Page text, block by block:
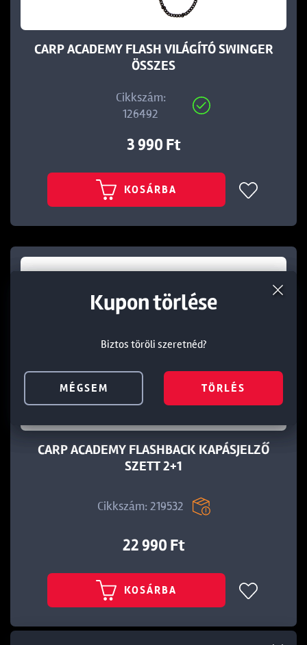
CARP ACADEMY FLASH VILÁGÍTÓ SWINGER
ÖSSZES
Cikkszám:
126492
3 990 Ft
KOSÁRBA
CARP ACADEMY FLASHBACK KAPÁSJELZŐ
SZETT 2+1
Cikkszám: 219532
22 990 Ft
KOSÁRBA
Termék törlése a kosárból
Biztos töröli szeretnéd?
MÉGSEM TÖRLÉS
Kedvezmény törlése
Biztos töröli szeretnéd?
MÉGSEM TÖRLÉS
Kupon törlése
Biztos töröli szeretnéd?
MÉGSEM TÖRLÉS